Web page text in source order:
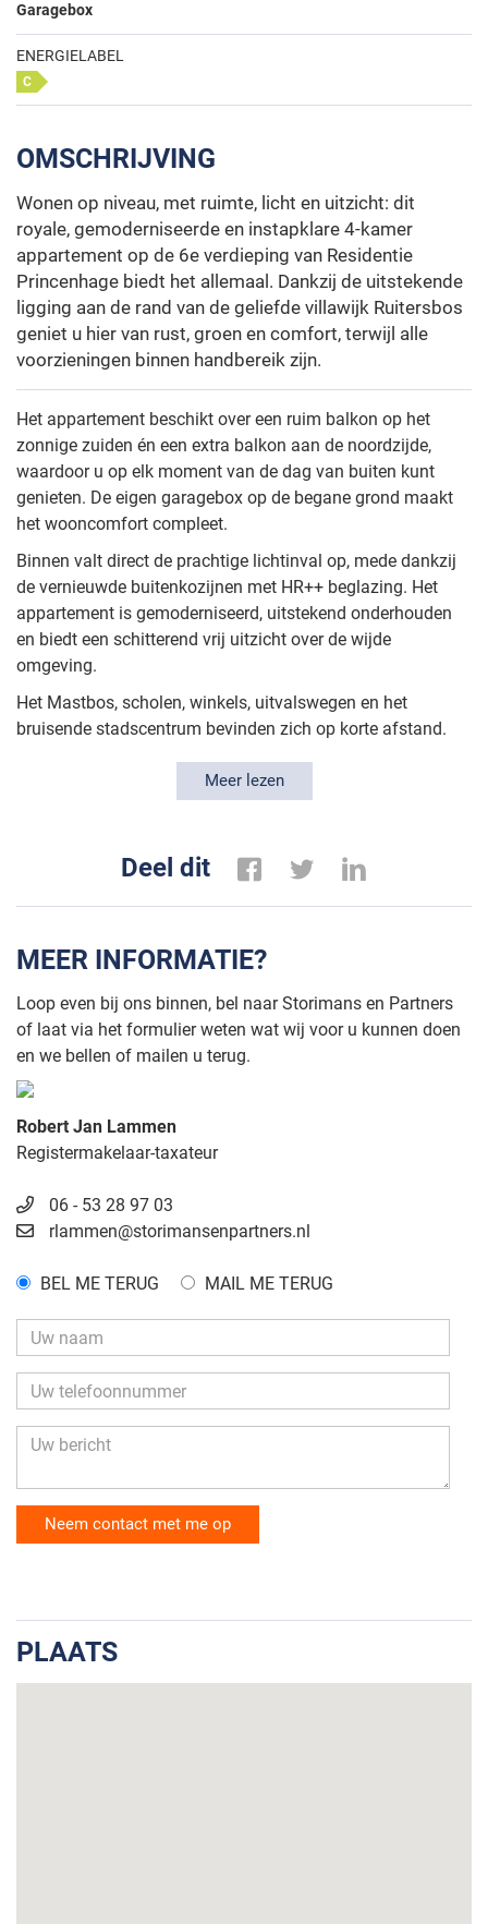
Garagebox
ENERGIELABEL
C
OMSCHRIJVING
Wonen op niveau, met ruimte, licht en uitzicht: dit
royale, gemoderniseerde en instapklare 4-kamer
appartement op de 6e verdieping van Residentie
Princenhage biedt het allemaal. Dankzij de uitstekende
ligging aan de rand van de geliefde villawijk Ruitersbos
geniet u hier van rust, groen en comfort, terwijl alle
voorzieningen binnen handbereik zijn.
Het appartement beschikt over een ruim balkon op het
zonnige zuiden én een extra balkon aan de noordzijde,
waardoor u op elk moment van de dag van buiten kunt
genieten. De eigen garagebox op de begane grond maakt
het wooncomfort compleet.
Binnen valt direct de prachtige lichtinval op, mede dankzij
de vernieuwde buitenkozijnen met HR++ beglazing. Het
appartement is gemoderniseerd, uitstekend onderhouden
en biedt een schitterend vrij uitzicht over de wijde
omgeving.
Het Mastbos, scholen, winkels, uitvalswegen en het
bruisende stadscentrum bevinden zich op korte afstand.
wonen op een toplocatie.
ENTREE
Overdekte entree in afsluitbaar portaal met brievenbussen,
video-intercominstallatie en afsluitbare glazen deuren naar
ruime lifthal met toegang tot trappenhuis en de
bergingen/garages.
GARAGE
elektra en is bereikbaar vanuit de hal en via een elektrisch
bedienbare kanteldeur.
ZESDE VERDIEPING
OVERLOOP
Vanuit de lift is de 'eigen' overloop hal met meterkast (11
groepen en 3 aardlekschakelaars) en voordeur van het
APPARTEMENT
toegang tot woonkamer, keuken, slaapkamers en
badkamer. De gang is voorzien van inbouwverlichting in
Meer lezen
Deel dit
MEER INFORMATIE?
Loop even bij ons binnen, bel naar Storimans en Partners
of laat via het formulier weten wat wij voor u kunnen doen
en we bellen of mailen u terug.
Robert Jan Lammen
Registermakelaar-taxateur
06 - 53 28 97 03
rlammen@storimansenpartners.nl
BEL ME TERUG MAIL ME TERUG
PLAATS